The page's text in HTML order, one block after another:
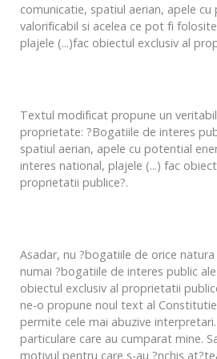
comunicatie, spatiul aerian, apele
valorificabil si acelea ce pot fi
plajele (...)fac obiectul exclusiv al
Textul modificat propune un
proprietate: ?Bogatiile de interes
spatiul aerian, apele cu potential
interes national, plajele (...) fac
proprietatii publice?.
Asadar, nu ?bogatiile de orice natura
numai ?bogatiile de interes public
obiectul exclusiv al proprietatii
ne-o propune noul text al
permite cele mai abuzive
particulare care au cumparat mine.
motivul pentru care s-au ?nchis